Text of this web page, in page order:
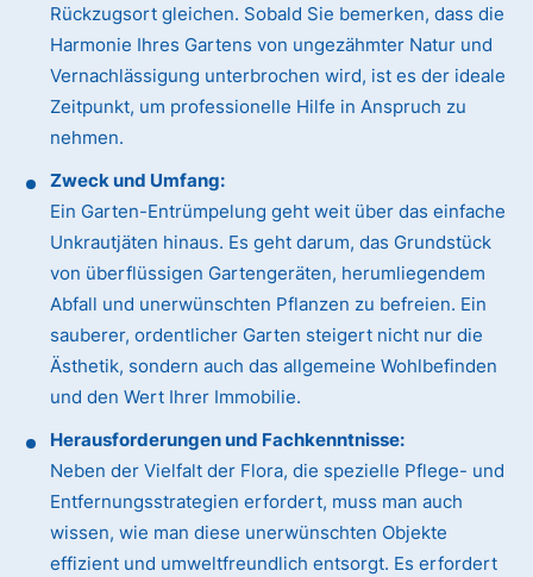
Rückzugsort gleichen. Sobald Sie bemerken, dass die
Harmonie Ihres Gartens von ungezähmter Natur und
Vernachlässigung unterbrochen wird, ist es der ideale
Zeitpunkt, um professionelle Hilfe in Anspruch zu
nehmen.
Zweck und Umfang:
Ein Garten-Entrümpelung geht weit über das einfache
Unkrautjäten hinaus. Es geht darum, das Grundstück
von überflüssigen Gartengeräten, herumliegendem
Abfall und unerwünschten Pflanzen zu befreien. Ein
sauberer, ordentlicher Garten steigert nicht nur die
Ästhetik, sondern auch das allgemeine Wohlbefinden
und den Wert Ihrer Immobilie.
Herausforderungen und Fachkenntnisse:
Neben der Vielfalt der Flora, die spezielle Pflege- und
Entfernungsstrategien erfordert, muss man auch
wissen, wie man diese unerwünschten Objekte
effizient und umweltfreundlich entsorgt. Es erfordert